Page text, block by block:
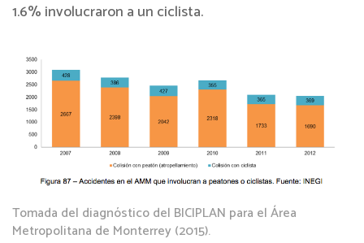
1.6% involucraron a un ciclista.
Tomada del diagnóstico del BICIPLAN para el Área
Metropolitana de Monterrey (2015).